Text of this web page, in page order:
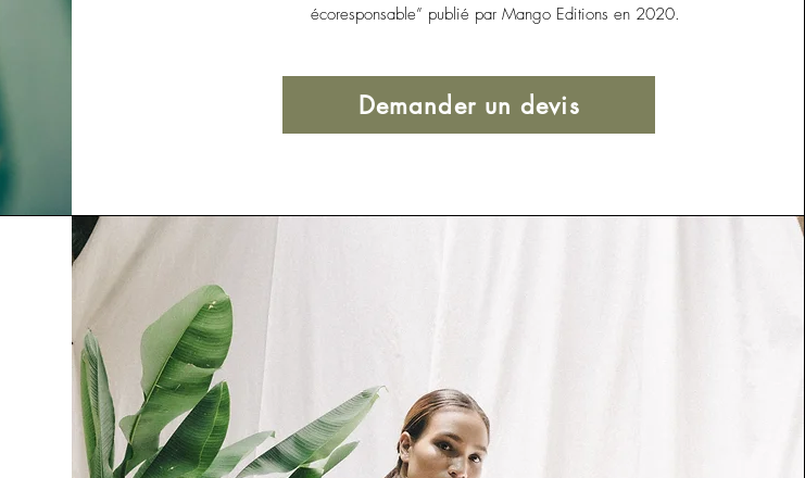
écoresponsable” publié par Mango Editions en 2020.
Demander un devis